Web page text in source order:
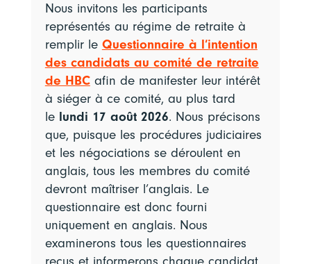
Nous invitons les participants
représentés au régime de retraite à
remplir le Questionnaire à l’intention
des candidats au comité de retraite
de HBCafin de manifester leur intérêt
à siéger à ce comité, au plus tard
le lundi 17 août 2026. Nous précisons
que, puisque les procédures judiciaires
et les négociations se déroulent en
anglais, tous les membres du comité
devront maîtriser l’anglais. Le
questionnaire est donc fourni
uniquement en anglais. Nous
examinerons tous les questionnaires